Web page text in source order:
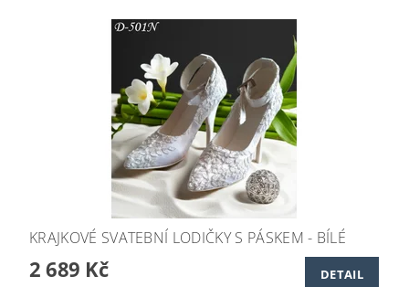
KRAJKOVÉ SVATEBNÍ LODIČKY S PÁSKEM - BÍLÉ
2 689 Kč DETAIL